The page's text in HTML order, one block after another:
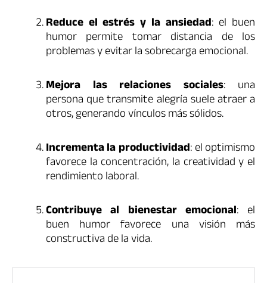
Reduce el estrés y la ansiedad: el buen
humor permite tomar distancia de los
problemas y evitar la sobrecarga emocional.
Mejora las relaciones sociales: una
persona que transmite alegría suele atraer a
otros, generando vínculos más sólidos.
Incrementa la productividad: el optimismo
favorece la concentración, la creatividad y el
rendimiento laboral.
Contribuye al bienestar emocional: el
buen humor favorece una visión más
constructiva de la vida.